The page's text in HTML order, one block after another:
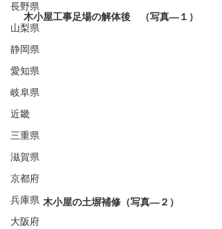
長野県
山梨県
静岡県
愛知県
岐阜県
近畿
三重県
滋賀県
京都府
兵庫県
大阪府
木小屋工事足場の解体後　（写真―１）
木小屋の土塀補修（写真―２）